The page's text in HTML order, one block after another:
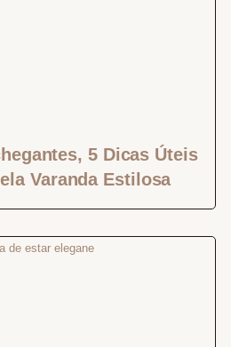
5 Dicas Úteis
Varanda Estilosa